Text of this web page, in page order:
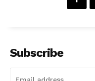
Subscribe